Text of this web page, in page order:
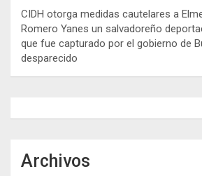
CIDH otorga medidas cautelares a
Romero Yanes un salvadoreño
que fue capturado por el gobierno de
desparecido
Archivos